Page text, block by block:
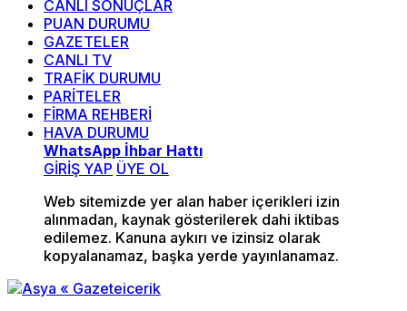
CANLI SONUÇLAR
PUAN DURUMU
GAZETELER
CANLI TV
TRAFİK DURUMU
PARİTELER
FİRMA REHBERİ
HAVA DURUMU
WhatsApp İhbar Hattı
GİRİŞ YAP ÜYE OL
Web sitemizde yer alan haber içerikleri izin
alınmadan, kaynak gösterilerek dahi iktibas
edilemez. Kanuna aykırı ve izinsiz olarak
kopyalanamaz, başka yerde yayınlanamaz.